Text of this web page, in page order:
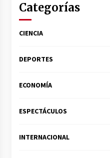
Categorías
CIENCIA
DEPORTES
ECONOMÍA
ESPECTÁCULOS
INTERNACIONAL